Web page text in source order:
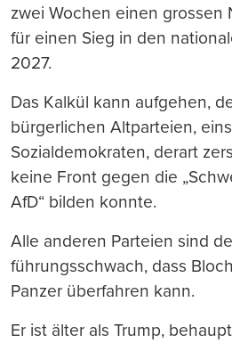
zwei Wochen einen grossen
für einen Sieg in den
2027.
Das Kalkül kann aufgehen,
bürgerlichen Altparteien,
Sozialdemokraten, derart
keine Front gegen die
AfD“ bilden konnte.
Alle anderen Parteien sind
führungsschwach, dass
Panzer überfahren kann.
Er ist älter als Trump,